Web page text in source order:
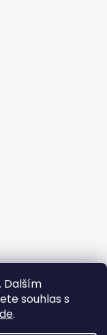
Dalším
souhlas s
.